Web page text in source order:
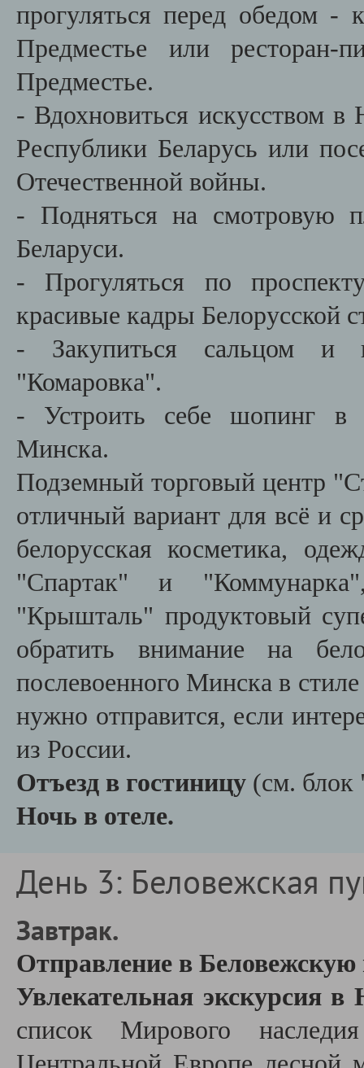
прогуляться перед обедом
Предместье или ресторан-
Предместье.
- Вдохновиться искусством в
Республики Беларусь или
Отечественной войны.
- Подняться на смотровую
Беларуси.
- Прогуляться по
красивые кадры Белорусской
- Закупиться сальцом и
"Комаровка".
- Устроить себе шопинг в
Минска.
Подземный торговый центр
отличный вариант для всё и
белорусская косметика,
"Спартак" и
"Крышталь" продуктовый
обратить внимание на
послевоенного Минска в
нужно отправится, если
из России.
Отъезд в гостиницу (см.
Ночь в отеле.
День 3: Беловежская
Завтрак.
Отправление в
Увлекательная экскурсия
список Мирового